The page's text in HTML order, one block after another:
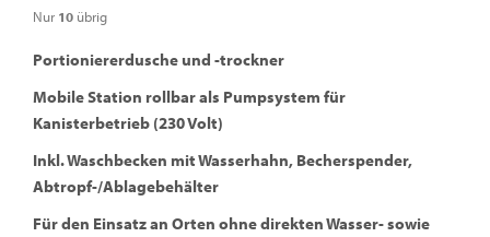
Nur 10 übrig
Portioniererdusche und -trockner
Mobile Station rollbar als Pumpsystem für
Kanisterbetrieb (230 Volt)
Inkl. Waschbecken mit Wasserhahn, Becherspender,
Abtropf-/Ablagebehälter
Für den Einsatz an Orten ohne direkten Wasser- sowie